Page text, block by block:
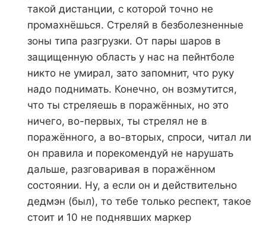
такой дистанции, с которой точно не
промахнёшься. Стреляй в безболезненные
зоны типа разгрузки. От пары шаров в
защищенную область у нас на пейнтболе
никто не умирал, зато запомнит, что руку
надо поднимать. Конечно, он возмутится,
что ты стреляешь в поражённых, но это
ничего, во-первых, ты стрелял не в
поражённого, а во-вторых, спроси, читал ли
он правила и порекомендуй не нарушать
дальше, разговаривая в поражённом
состоянии. Ну, а если он и действительно
дедмэн (был), то тебе только респект, такое
стоит и 10 не поднявших маркер